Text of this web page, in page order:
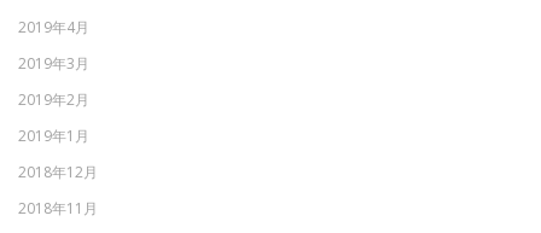
2019年4月
2019年3月
2019年2月
2019年1月
2018年12月
2018年11月